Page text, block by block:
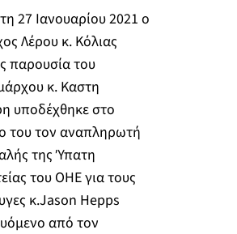
27 Ιανουαρίου 2021 ο
Λέρου κ. Κόλιας
παρουσία του
κ. Καστη
υποδέχθηκε στο
του τον αναπληρωτή
της Ύπατη
του ΟΗΕ για τους
κ.Jason Hepps
από τον